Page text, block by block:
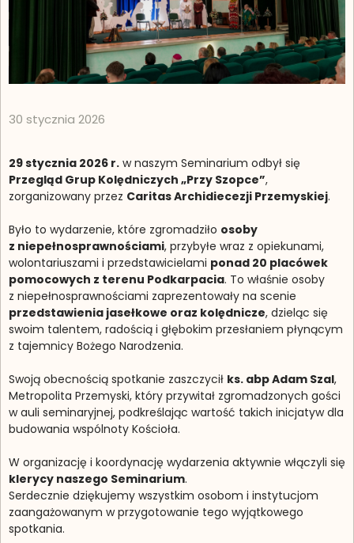
30 stycznia 2026
29 stycznia 2026 r. w naszym Seminarium odbył się
Przegląd Grup Kolędniczych „Przy Szopce”,
zorganizowany przez Caritas Archidiecezji Przemyskiej.
Było to wydarzenie, które zgromadziło osoby
z niepełnosprawnościami, przybyłe wraz z opiekunami,
wolontariuszami i przedstawicielami ponad 20 placówek
pomocowych z terenu Podkarpacia. To właśnie osoby
z niepełnosprawnościami zaprezentowały na scenie
przedstawienia jasełkowe oraz kolędnicze, dzieląc się
swoim talentem, radością i głębokim przesłaniem płynącym
z tajemnicy Bożego Narodzenia.
Swoją obecnością spotkanie zaszczycił ks. abp Adam Szal,
Metropolita Przemyski, który przywitał zgromadzonych gości
w auli seminaryjnej, podkreślając wartość takich inicjatyw dla
budowania wspólnoty Kościoła.
W organizację i koordynację wydarzenia aktywnie włączyli się
klerycy naszego Seminarium.
Serdecznie dziękujemy wszystkim osobom i instytucjom
zaangażowanym w przygotowanie tego wyjątkowego
spotkania.